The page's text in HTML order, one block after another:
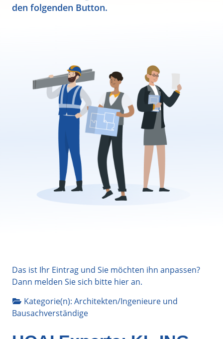
den folgenden Button.
Das ist Ihr Eintrag und Sie möchten ihn anpassen?
Dann melden Sie sich bitte hieran.
Kategorie(n): Architekten/Ingenieure und
Bausachverständige